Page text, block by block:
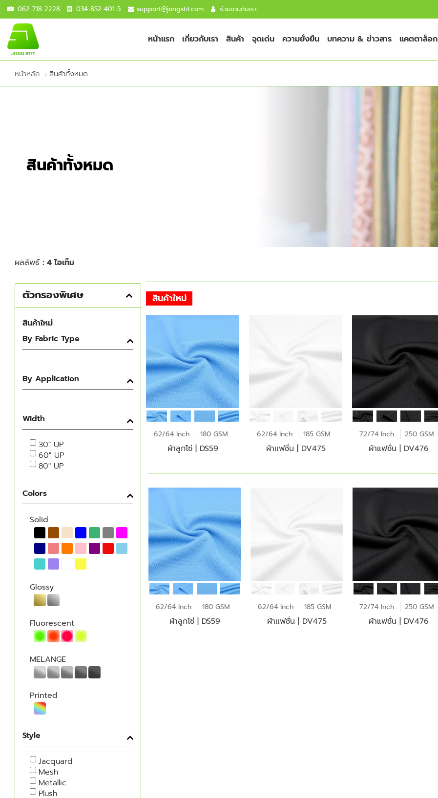
062-718-2228 034-852-401-5 support@jongstit.com ร่วมงานกับเรา
หน้าแรก เกี่ยวกับเรา สินค้า จุดเด่น ความยั่งยืน บทความ & ข่าวสาร แคตตาล็อก
หน้าหลัก สินค้าทั้งหมด
สินค้าทั้งหมด
ผลลัพธ์ : 4 ไอเท็ม
ตัวกรองพิเศษ
สินค้าใหม่
By Fabric Type
By Application
Width
30" UP
60" UP
80" UP
Colors
Solid
Glossy
Fluorescent
MELANGE
Printed
Style
Jacquard
Mesh
Metallic
Plush
สินค้าใหม่
62/64 Inch 180 GSM
ผ้าลูกโซ่ | DS59
62/64 Inch 185 GSM
ผ้าแฟชั่น | DV475
72/74 Inch 250 GSM
ผ้าแฟชั่น | DV476
62/64 Inch 180 GSM
ผ้าลูกโซ่ | DS59
62/64 Inch 185 GSM
ผ้าแฟชั่น | DV475
72/74 Inch 250 GSM
ผ้าแฟชั่น | DV476